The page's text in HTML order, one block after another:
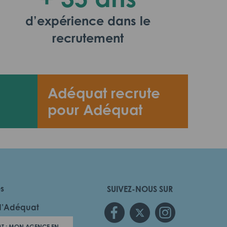
Adéquat recrute
pour Adéquat
d’expérience dans le
recrutement
SUIVEZ-NOUS SUR